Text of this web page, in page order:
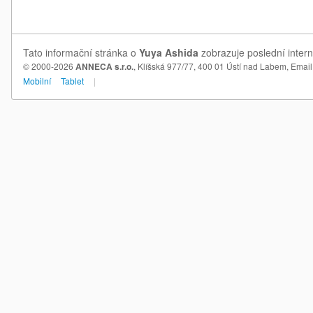
Tato informační stránka o Yuya Ashida zobrazuje poslední
© 2000-2026 ANNECA s.r.o., Klíšská 977/77, 400 01 Ústí nad Labem,
Mobilní
Tablet |